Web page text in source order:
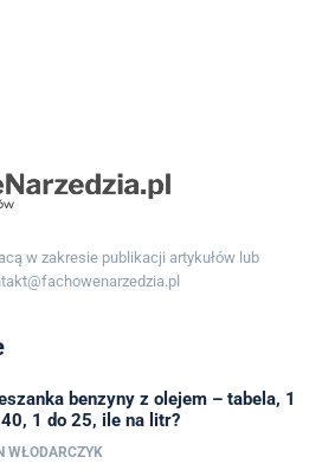
w zakresie publikacji artykułów lub
benzyny z olejem – tabela, 1
1 do 25, ile na litr?
WŁODARCZYK